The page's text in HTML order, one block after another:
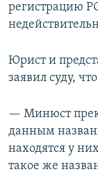
регистрацию
Юрист и
заявил суду,
— Минюст
данным
находятся у
такое же